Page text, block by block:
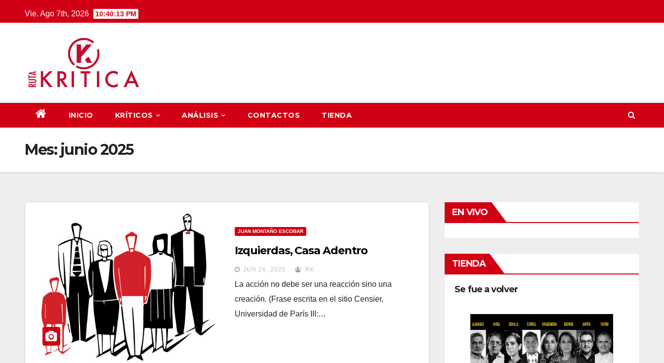
al
Vie. Ago 7th, 2026 10:40:14 PM
INICIO KRÍTICOS ANÁLISIS CONTACTOS TIENDA
Mes: junio 2025
JUAN MONTAÑO ESCOBAR
Izquierdas, Casa Adentro
JUN 26, 2025 RK
La acción no debe ser una reacción sino una
creación. (Frase escrita en el sitio Censier,
Universidad de París III:…
EN VIVO
TIENDA
Se fue a volver